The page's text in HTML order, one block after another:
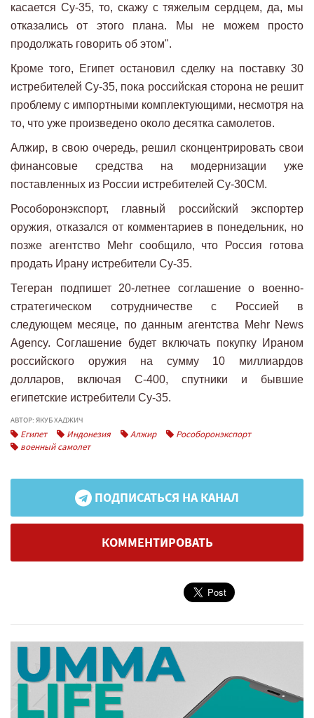
касается Су-35, то, скажу с тяжелым сердцем, да, мы
отказались от этого плана. Мы не можем просто
продолжать говорить об этом".
Кроме того, Египет остановил сделку на поставку 30
истребителей Су-35, пока российская сторона не решит
проблему с импортными комплектующими, несмотря на
то, что уже произведено около десятка самолетов.
Алжир, в свою очередь, решил сконцентрировать свои
финансовые средства на модернизации уже
поставленных из России истребителей Су-30СМ.
Рособоронэкспорт, главный российский экспортер
оружия, отказался от комментариев в понедельник, но
позже агентство Mehr сообщило, что Россия готова
продать Ирану истребители Су-35.
Тегеран подпишет 20-летнее соглашение о военно-
стратегическом сотрудничестве с Россией в
следующем месяце, по данным агентства Mehr News
Agency. Соглашение будет включать покупку Ираном
российского оружия на сумму 10 миллиардов
долларов, включая С-400, спутники и бывшие
египетские истребители Су-35.
АВТОР: ЯКУБ ХАДЖИЧ
Египет Индонезия Алжир
Рособоронэкспорт
военный самолет
ПОДПИСАТЬСЯ НА КАНАЛ
КОММЕНТИРОВАТЬ